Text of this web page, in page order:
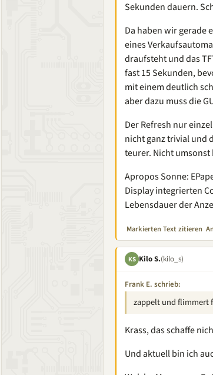
Sekunden dauern.
Da haben wir gerade
eines
draufsteht und das
fast 15 Sekunden,
mit einem deutlich
aber dazu muss die
Der Refresh nur
nicht ganz trivial und
teurer. Nicht umsonst
Apropos Sonne:
Display integrierten
Lebensdauer der
Markierten Text zitieren
KS Kilo S.(kilo_s)
Frank E. schrieb:
zappelt und flimmert
Krass, das schaffe
Und aktuell bin ich